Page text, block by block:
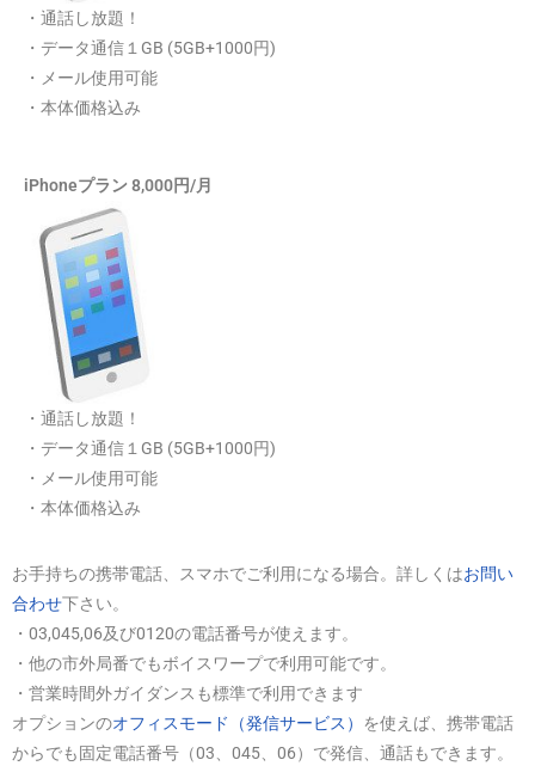
・通話し放題！
・データ通信１GB (5GB+1000円)
・メール使用可能
・本体価格込み
iPhoneプラン 8,000円/月
・通話し放題！
・データ通信１GB (5GB+1000円)
・メール使用可能
・本体価格込み
お手持ちの携帯電話、スマホでご利用になる場合。詳しくはお問い
合わせ下さい。
・03,045,06及び0120の電話番号が使えます。
・他の市外局番でもボイスワープで利用可能です。
・営業時間外ガイダンスも標準で利用できます
オプションのオフィスモード（発信サービス）
を使えば、携帯電話
からでも固定電話番号（03、045、06）で発信、通話もできます。